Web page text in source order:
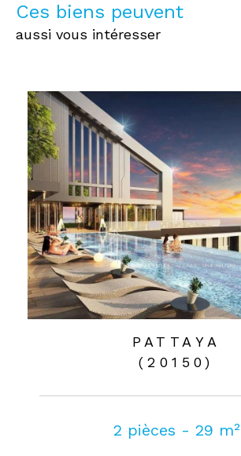
Ces biens peuvent
aussi vous intéresser
PATTAYA
(20150)
2 pièces - 29 m²